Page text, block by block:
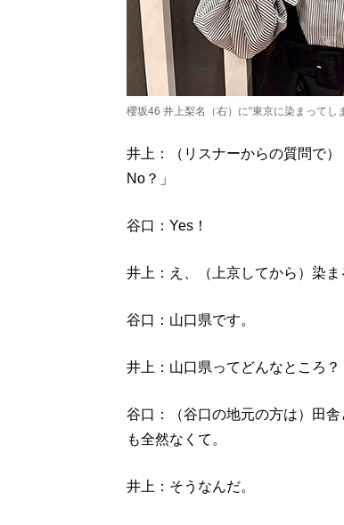
櫻坂46 井上梨名（右）に“東京に染まってし
井上：（リスナーからの質問で
No？」
谷口：Yes！
井上：え、（上京してから）染
谷口：山口県です。
井上：山口県ってどんなところ？
谷口：（谷口の地元の方は）田
も全然なくて。
井上：そうなんだ。